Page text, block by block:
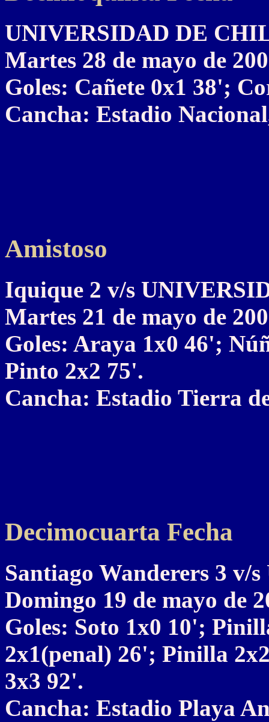
UNIVERSIDAD DE
Martes 28 de mayo de
Goles: Cañete 0x1 38';
Cancha: Estadio
Amistoso
Iquique 2 v/s
Martes 21 de mayo de
Goles: Araya 1x0 46';
Pinto 2x2 75'.
Cancha: Estadio Tierra
Decimocuarta Fecha
Santiago Wanderers 3
Domingo 19 de mayo de
Goles: Soto 1x0 10';
2x1(penal) 26'; Pinilla
3x3 92'.
Cancha: Estadio Playa